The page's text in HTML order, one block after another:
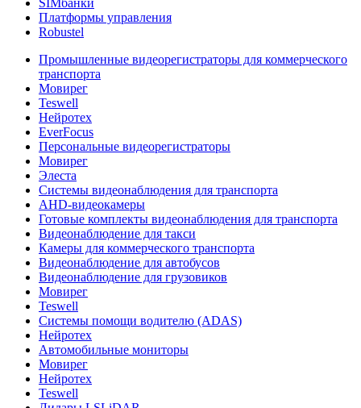
SIMбанки
Платформы управления
Robustel
Промышленные видеорегистраторы для коммерческого
транспорта
Мовирег
Teswell
Нейротех
EverFocus
Персональные видеорегистраторы
Мовирег
Элеста
Системы видеонаблюдения для транспорта
AHD-видеокамеры
Готовые комплекты видеонаблюдения для транспорта
Видеонаблюдение для такси
Камеры для коммерческого транспорта
Видеонаблюдение для автобусов
Видеонаблюдение для грузовиков
Мовирег
Teswell
Системы помощи водителю (ADAS)
Нейротех
Автомобильные мониторы
Мовирег
Нейротех
Teswell